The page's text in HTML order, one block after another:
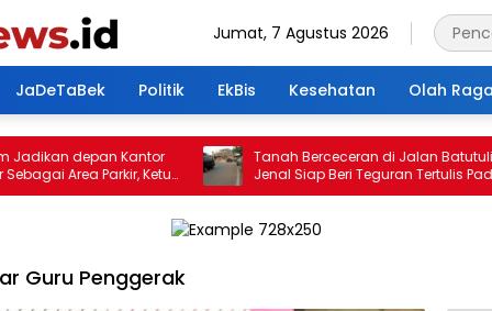
Jumat, 7 Agustus 2026
JaDeTaBek Politik EkBis Kesehatan Olah Raga
depan Kantor
Area Parkir, Ketua
Tanah Berceceran di Jalan Batutulis,
Jenal Siap Beri Teguran Tertulis Pada
Kontraktor
Guru Penggerak